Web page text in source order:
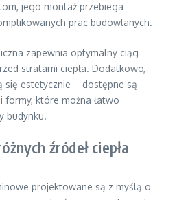
jego montaż przebiega
prac budowlanych.
zapewnia optymalny ciąg
stratami ciepła. Dodatkowo,
się estetycznie – dostępne są
formy, które można łatwo
budynku.
źródeł ciepła
projektowane są z myślą o